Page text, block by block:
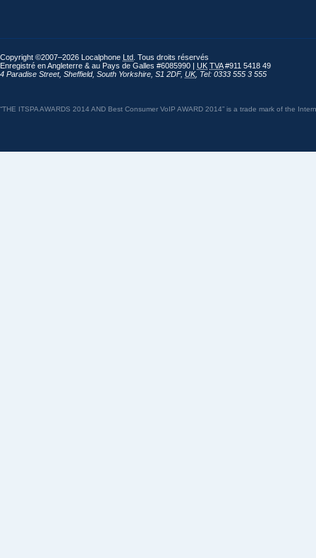
Copyright ©2007–2026 Localphone Ltd . Tous droits réservés
Enregistré en Angleterre & au Pays de Galles #6085990 | UK TVA#911 5418 49
4 Paradise Street, Sheffield, South Yorkshire S1 2DF, UK, Tel: 0333 555 3 555
“THE ITSPA AWARDS 2014 AND Best Consumer VoIP AWARD 2014” is a trade mark of the